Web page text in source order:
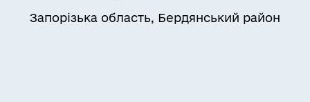
Запорізька область, Бердянський район